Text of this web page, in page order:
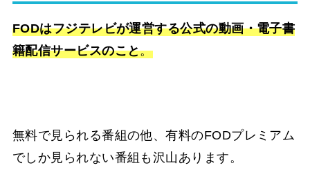
FODはフジテレビが運営する公式の動画・電子書
籍配信サービスのこと。
無料で見られる番組の他、有料のFODプレミアム
でしか見られない番組も沢山あります。